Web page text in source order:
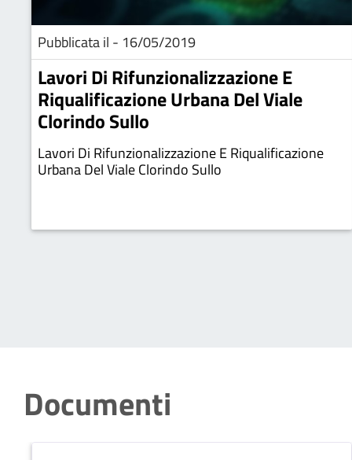
Pubblicata il - 16/05/2019
Lavori Di Rifunzionalizzazione E
Riqualificazione Urbana Del Viale
Clorindo Sullo
Lavori Di Rifunzionalizzazione E Riqualificazione
Urbana Del Viale Clorindo Sullo
Documenti